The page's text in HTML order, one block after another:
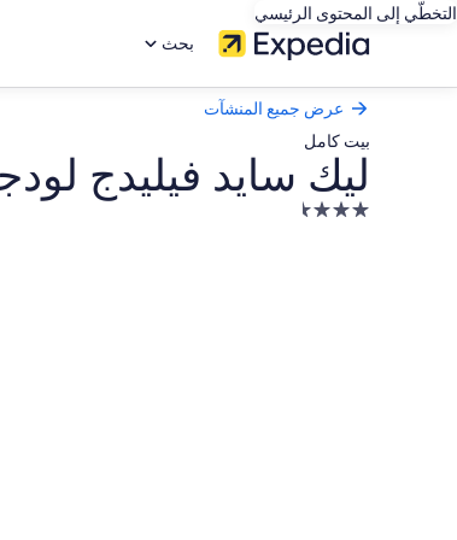
التخطّي إلى المحتوى الرئيسي
بحث
عرض جميع المنشآت
بيت كامل
ليك سايد فيليدج
منشأة